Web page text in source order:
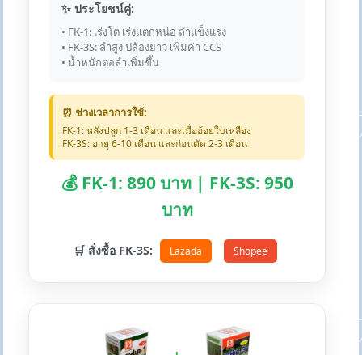
✨ ประโยชน์คู่:
• FK-1: เร่งโต เร่งแตกหน่อ ลำแข็งแรง
• FK-3S: ลำสูง ปล้องยาว เพิ่มค่า CCS
• น้ำหนักต่อลำเพิ่มขึ้น
⏰ ช่วงเวลาการใช้:
FK-1: หลังปลูก 1-3 เดือน และเมื่ออ้อยใบเหลือง
FK-3S: อายุ 6-10 เดือน และก่อนตัด 2-3 เดือน
💰 FK-1: 890 บาท | FK-3S: 950
บาท
🛒 สั่งซื้อ FK-3S: Lazada Shopee